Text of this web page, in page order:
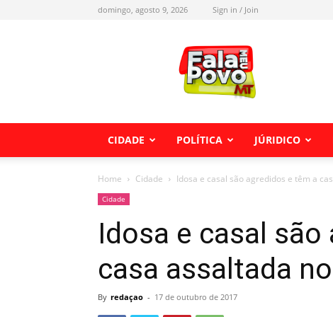
domingo, agosto 9, 2026 Sign in / Join
Fala
meu
Povo
MT
CIDADE POLÍTICA JÚRIDICO
Home Cidade Idosa e casal são agredidos e têm a
Cidade
Idosa e casal
casa assaltada
By redaçao - 17 de outubro de 2017